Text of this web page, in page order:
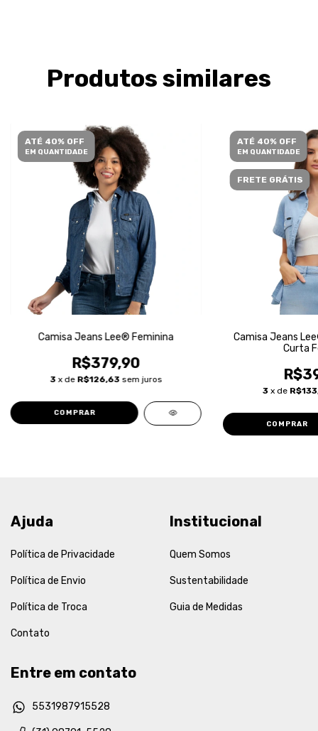
Produtos similares
ATÉ 40% OFF
EM QUANTIDADE
Camisa Jeans Lee® Feminina
R$379,90
3 x de R$126,63 sem juros
COMPRAR
ATÉ 40% OFF
EM QUANTIDADE
FRETE GRÁTIS
Camisa Jeans
Curta
3 x de
COMPRAR
Ajuda
Política de Privacidade
Política de Envio
Política de Troca
Contato
Institucional
Quem Somos
Sustentabilidade
Guia de Medidas
Entre em contato
5531987915528